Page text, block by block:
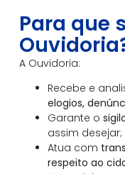
Para que
A Ouvidoria:
Recebe e
elogios,
Garante o
assim desejar;
Atua com
respeito ao